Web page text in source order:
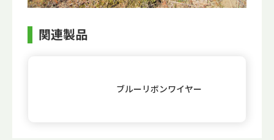
関連製品
ブルーリボンワイヤー